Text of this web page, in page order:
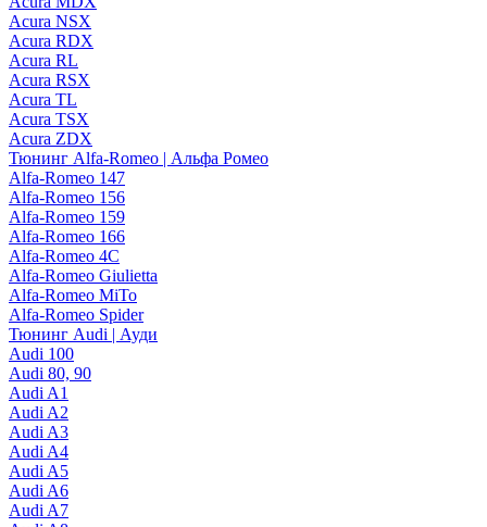
Acura NSX
Acura RDX
Acura RL
Acura RSX
Acura TL
Acura TSX
Acura ZDX
Тюнинг Alfa-Romeo | Альфа Ромео
Alfa-Romeo 147
Alfa-Romeo 156
Alfa-Romeo 159
Alfa-Romeo 166
Alfa-Romeo 4C
Alfa-Romeo Giulietta
Alfa-Romeo MiTo
Alfa-Romeo Spider
Тюнинг Audi | Ауди
Audi 100
Audi 80, 90
Audi A1
Audi A2
Audi A3
Audi A4
Audi A5
Audi A6
Audi A7